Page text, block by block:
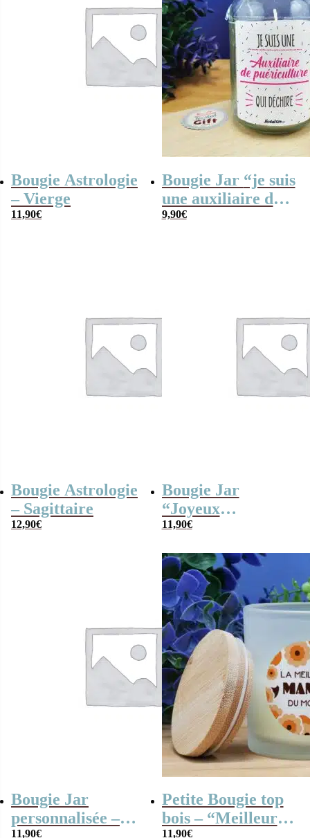
Bougie Astrologie
– Vierge
11,90€
Bougie Jar “je suis
une auxiliaire de
puériculture qui
9,90€
Bougie Astrologie
– Sagittaire
12,90€
Bougie Jar
“Joyeux
anniversaire” –
Cadeau
anniversaire
11,90€
Bougie Jar
personnalisée –
11,90€
Petite Bougie top
bois – “Meilleure
11,90€